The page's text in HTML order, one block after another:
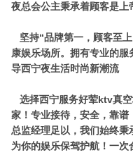
夜总会公主秉承着顾客是
坚持“品牌第一，顾客至
康娱乐场所。拥有专业的
导西宁夜生活时尚新潮流
选择西宁服务好荤ktv真空
家！专业接待，安全，靠
总监经理足以，我们始终
为你的娱乐保驾护航！一